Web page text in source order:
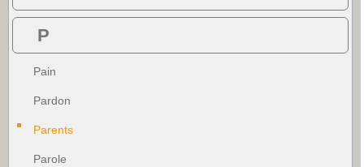
P
Pain
Pardon
Parents
Parole